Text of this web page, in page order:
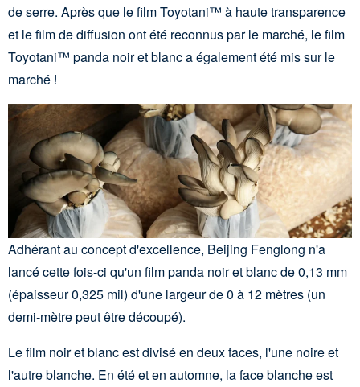
de serre. Après que le film Toyotani™ à haute transparence
et le film de diffusion ont été reconnus par le marché, le film
Toyotani™ panda noir et blanc a également été mis sur le
marché !
Adhérant au concept d'excellence, Beijing Fenglong n'a
lancé cette fois-ci qu'un film panda noir et blanc de 0,13 mm
(épaisseur 0,325 mil) d'une largeur de 0 à 12 mètres (un
demi-mètre peut être découpé).
Le film noir et blanc est divisé en deux faces, l'une noire et
l'autre blanche. En été et en automne, la face blanche est